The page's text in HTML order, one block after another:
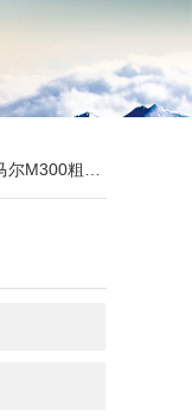
M300粗糙度仪